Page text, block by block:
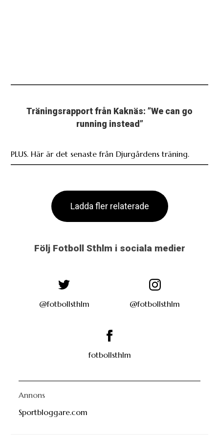
Träningsrapport från Kaknäs: ”We can go
running instead”
PLUS. Här är det senaste från Djurgårdens träning.
Ladda fler relaterade
Följ Fotboll Sthlm i sociala medier
@fotbollsthlm @fotbollsthlm
fotbollsthlm
Annons
Sportbloggare.com